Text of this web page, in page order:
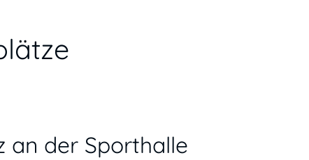
an der Sporthalle